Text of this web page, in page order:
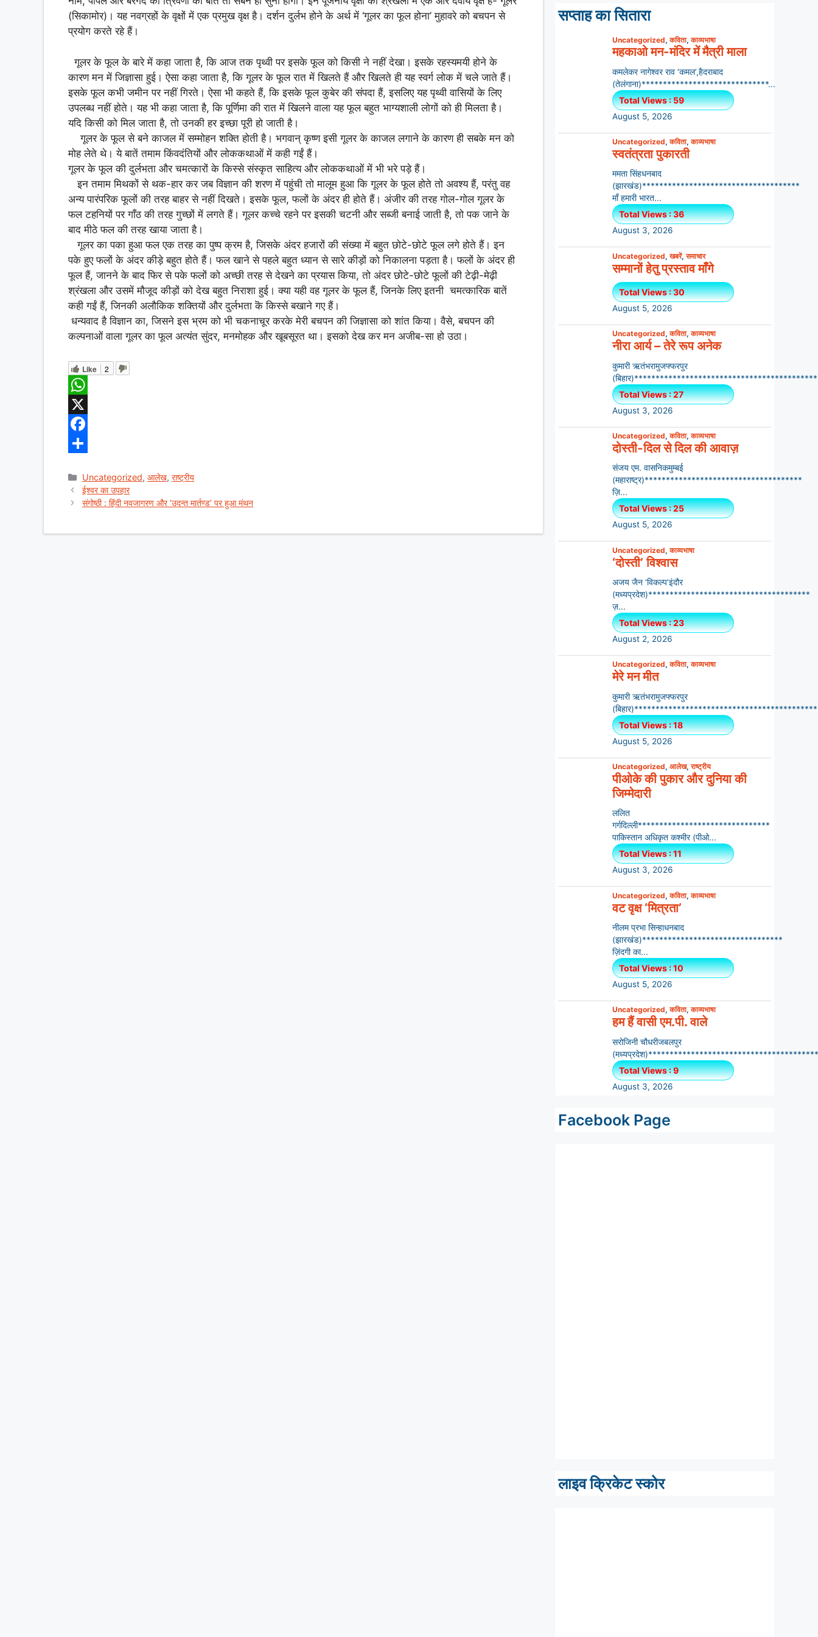
p
o
o
e
(सिकामोर)। यह नवग्रहों के वृक्षों में एक प्रमुख वृक्ष है। दर्शन दुर्लभ होने के अर्थ में ‘गूलर का फूल होना’ मुहावरे को बचपन से
प्रयोग करते रहे हैं।
गूलर के फूल के बारे में कहा जाता है, कि आज तक पृथ्वी पर इसके फूल को किसी ने नहीं देखा। इसके रहस्यमयी होने के
कारण मन में जिज्ञासा हुई। ऐसा कहा जाता है, कि गूलर के फूल रात में खिलते हैं और खिलते ही यह स्वर्ग लोक में चले जाते हैं।
इसके फूल कभी जमीन पर नहीं गिरते। ऐसा भी कहते हैं, कि इसके फूल कुबेर की संपदा हैं, इसलिए यह पृथ्वी वासियों के लिए
उपलब्ध नहीं होते। यह भी कहा जाता है, कि पूर्णिमा की रात में खिलने वाला यह फूल बहुत भाग्यशाली लोगों को ही मिलता है।
यदि किसी को मिल जाता है, तो उनकी हर इच्छा पूरी हो जाती है।
गूलर के फूल से बने काजल में सम्मोहन शक्ति होती है। भगवान् कृष्ण इसी गूलर के काजल लगाने के कारण ही सबके मन को
मोह लेते थे। ये बातें तमाम किंवदंतियों और लोककथाओं में कही गईं हैं।
गूलर के फूल की दुर्लभता और चमत्कारों के किस्से संस्कृत साहित्य और लोककथाओं में भी भरे पड़े हैं।
इन तमाम मिथकों से थक-हार कर जब विज्ञान की शरण में पहुंची तो मालूम हुआ कि गूलर के फूल होते तो अवश्य हैं, परंतु वह
अन्य पारंपरिक फूलों की तरह बाहर से नहीं दिखते। इसके फूल, फलों के अंदर ही होते हैं। अंजीर की तरह गोल-गोल गूलर के
फल टहनियों पर गाँठ की तरह गुच्छों में लगते हैं। गूलर कच्चे रहने पर इसकी चटनी और सब्जी बनाई जाती है, तो पक जाने के
बाद मीठे फल की तरह खाया जाता है।
गूलर का पका हुआ फल एक तरह का पुष्प क्रम है, जिसके अंदर हजारों की संख्या में बहुत छोटे-छोटे फूल लगे होते हैं। इन
पके हुए फलों के अंदर कीड़े बहुत होते हैं। फल खाने से पहले बहुत ध्यान से सारे कीड़ों को निकालना पड़ता है। फलों के अंदर ही
फूल हैं, जानने के बाद फिर से पके फलों को अच्छी तरह से देखने का प्रयास किया, तो अंदर छोटे-छोटे फूलों की टेढ़ी-मेढ़ी
श्रंखला और उसमें मौजूद कीड़ों को देख बहुत निराशा हुई। क्या यही वह गूलर के फूल हैं, जिनके लिए इतनी चमत्कारिक बातें
कही गईं हैं, जिनकी अलौकिक शक्तियों और दुर्लभता कॆ किस्से बखाने गए हैं।
धन्यवाद है विज्ञान का, जिसने इस भ्रम को भी चकनाचूर करके मेरी बचपन की जिज्ञासा को शांत किया। वैसे, बचपन की
कल्पनाओं वाला गूलर का फूल अत्यंत सुंदर, मनमोहक और खूबसूरत था। इसको देख कर मन अजीब-सा हो उठा।
Like 2
W
h
a
s
A
X
F
c
e
h
a
Categories
Uncategorized,आलेख,राष्ट्रीय
ईश्वर का उपहार
संगोष्ठी : हिंदी नवजागरण और ‘उदन्त मार्तण्ड’ पर हुआ मंथन
सप्ताह का सितारा
Uncategorized,कविता,काव्यभाषा
महकाओ मन-मंदिर में मैत्री माला
कमलेकर नागेश्वर राव ‘कमल’,हैदराबाद
(तेलंगाना)******************************...
Total Views : 59
August 5, 2026
Uncategorized,कविता,काव्यभाषा
स्वतंत्रता पुकारती
ममता सिंहधनबाद
(झारखंड)*************************************
माँ हमारी भारत...
Total Views : 36
August 3, 2026
Uncategorized,खबरें,समाचार
सम्मानों हेतु प्रस्ताव माँगे
Total Views : 30
August 5, 2026
Uncategorized,कविता,काव्यभाषा
नीरा आर्य – तेरे रूप अनेक
कुमारी ऋतंभरामुजफ्फरपुर
Total Views : 27
August 3, 2026
Uncategorized,कविता,काव्यभाषा
दोस्ती-दिल से दिल की आवाज़
संजय एम. वासनिकमुम्बई
(महाराष्ट्र)*************************************
ज़ि...
Total Views : 25
August 5, 2026
Uncategorized,काव्यभाषा
‘दोस्ती’ विश्वास
अजय जैन ‘विकल्प’इंदौर
(मध्यप्रदेश)**************************************
ज़...
Total Views : 23
August 2, 2026
Uncategorized,कविता,काव्यभाषा
मेरे मन मीत
कुमारी ऋतंभरामुजफ्फरपुर
Total Views : 18
August 5, 2026
Uncategorized, आलेख,राष्ट्रीय
पीओके की पुकार और दुनिया की
जिम्मेदारी
ललित
गर्गदिल्ली*******************************
पाकिस्तान अधिकृत कश्मीर (पीओ...
Total Views : 11
August 3, 2026
Uncategorized,कविता,काव्यभाषा
वट वृक्ष ‘मित्रता’
नीलम प्रभा सिन्हाधनबाद
(झारखंड)*********************************
ज़िंदगी का...
Total Views : 10
August 5, 2026
Uncategorized,कविता,काव्यभाषा
हम हैं वासी एम.पी. वाले
सरोजिनी चौधरीजबलपुर
Total Views : 9
August 3, 2026
Facebook Page
लाइव क्रिकेट स्कोर